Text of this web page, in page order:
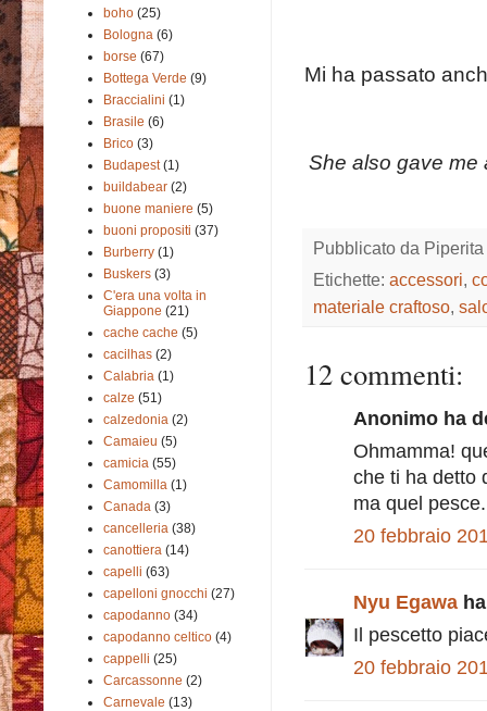
Mi ha passato
She also gave me
Pubblicato da
Etichette: accessori,
materiale craftoso,
12 commenti:
Anonimo ha
Ohmamma!
che ti ha detto
ma quel
20 febbraio
Nyu Egawa
Il pescetto
20 febbraio
boho (25)
Bologna (6)
borse (67)
Bottega Verde (9)
Braccialini (1)
Brasile (6)
Brico (3)
Budapest (1)
buildabear (2)
buone maniere (5)
buoni propositi (37)
Burberry (1)
Buskers (3)
C'era una volta in
Giappone (21)
cache cache (5)
cacilhas (2)
Calabria (1)
calze (51)
calzedonia (2)
Camaieu (5)
camicia (55)
Camomilla (1)
Canada (3)
cancelleria (38)
canottiera (14)
capelli (63)
capelloni gnocchi (27)
capodanno (34)
capodanno celtico (4)
cappelli (25)
Carcassonne (2)
Carnevale (13)